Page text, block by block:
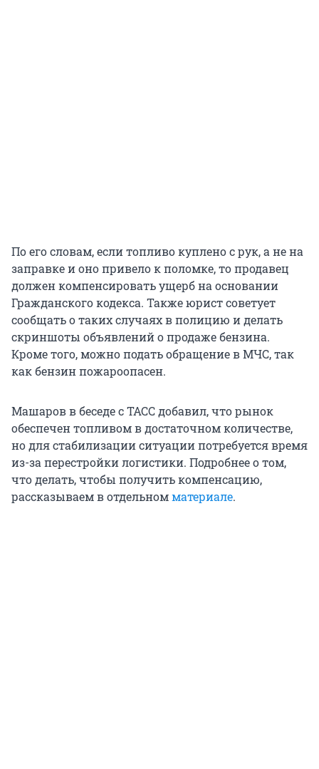
По его словам, если топливо куплено с рук, а не на
заправке и оно привело к поломке, то продавец
должен компенсировать ущерб на основании
Гражданского кодекса. Также юрист советует
сообщать о таких случаях в полицию и делать
скриншоты объявлений о продаже бензина.
Кроме того, можно подать обращение в МЧС, так
как бензин пожароопасен.
Машаров в беседе с ТАСС добавил, что рынок
обеспечен топливом в достаточном количестве,
но для стабилизации ситуации потребуется время
из-за перестройки логистики. Подробнее о том,
что делать, чтобы получить компенсацию,
рассказываем в отдельномматериале.